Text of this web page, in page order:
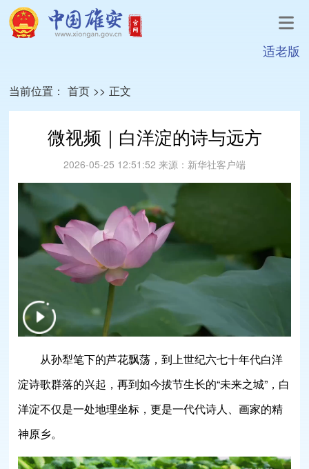
适老版
当前位置： 首页 >> 正文
微视频｜白洋淀的诗与远方
2026-05-25 12:51:52 来源： 新华社客户端
从孙犁笔下的芦花飘荡，到上世纪六七十年代白洋
淀诗歌群落的兴起，再到如今拔节生长的“未来之城”，白
洋淀不仅是一处地理坐标，更是一代代诗人、画家的精
神原乡。